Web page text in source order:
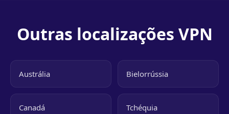
Outras localizações VPN
Austrália Bielorrússia
Canadá Tchéquia